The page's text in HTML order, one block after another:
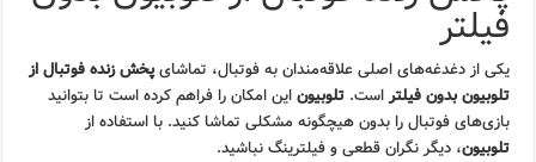
فیلتر
یکی از دغدغه‌های اصلی علاقه‌مندان به فوتبال، تماشایپخش زنده فوتبال از
تلوبیون بدون فیلتراست.تلوبیوناین امکان را فراهم کرده است تا بتوانید
بازی‌های فوتبال را بدون هیچگونه مشکلی تماشا کنید. با استفاده از
تلوبیون، دیگر نگران قطعی و فیلترینگ نباشید.